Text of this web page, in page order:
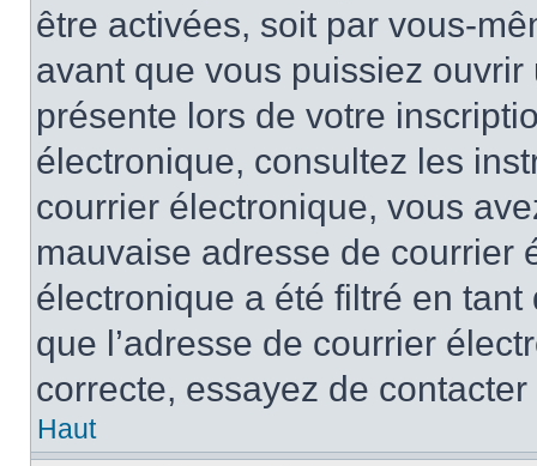
être activées, soit par vous-
avant que vous puissiez
présente lors de votre
électronique, consultez les
courrier électronique, vous
mauvaise adresse de courrier
électronique a été filtré en
que l’adresse de courrier
correcte, essayez de
Haut